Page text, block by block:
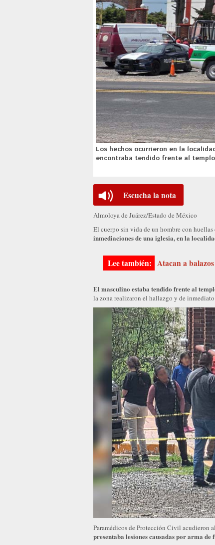
Los hechos ocurrieron en la
encontraba tendido frente al
Escucha la nota
Almoloya de Juárez/Estado de México
El cuerpo sin vida de un hombre con
inmediaciones de una iglesia, en la
Atacan a
El masculino estaba tendido frente al
la zona realizaron el hallazgo y de
Paramédicos de Protección Civil acudieron
presentaba lesiones causadas por arma de